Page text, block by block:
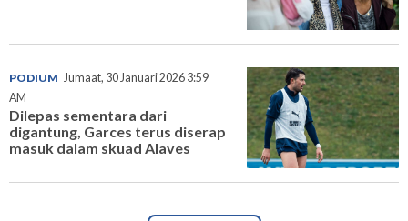
PODIUM Jumaat, 30 Januari 2026 3:59
AM
Dilepas sementara dari
digantung, Garces terus diserap
masuk dalam skuad Alaves